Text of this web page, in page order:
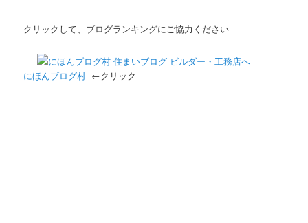
クリックして、ブログランキングにご協力ください
にほんブログ村 ←クリック